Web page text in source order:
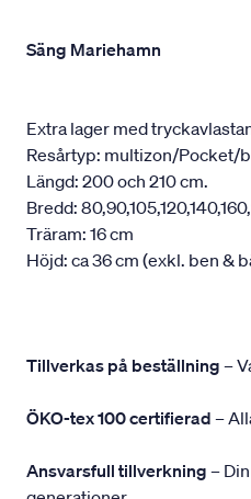
Säng Mariehamn
Extra lager med
Resårtyp: multizon/Pocket/
Längd: 200 och 210 cm.
Bredd:
Träram: 16 cm
Höjd: ca 36 cm (exkl. ben &
Tillverkas på beställning –
ÖKO-tex 100 certifierad –
Ansvarsfull tillverkning –